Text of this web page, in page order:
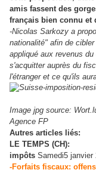
amis fassent des
français bien connu et
-Nicolas Sarkozy a
nationalité" afin de
appliqué aux revenus
s'acquitter auprès du
l'étranger et ce qu'ils
Image jpg source:
Agence FP
Autres articles liés:
LE TEMPS (CH):
impôts Samedi5 janvier
-Forfaits fiscaux: